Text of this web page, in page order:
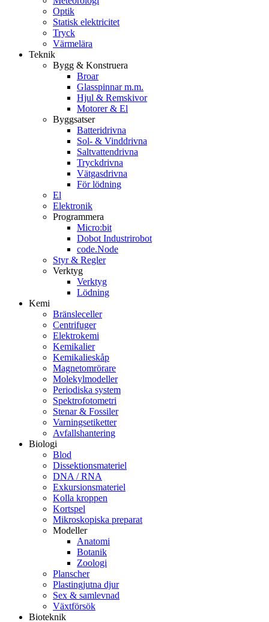
Optik
Statisk elektricitet
Tryck
Värmelära
Teknik
Bygg & Konstruera
Broar
Glasspinnar m.m.
Hjul & Remskivor
Motorer & El
Byggsatser
Batteridrivna
Sol- & Vinddrivna
Saltvattendrivna
Tryckdrivna
Vätgasdrivna
För lödning
El
Elektronik
Programmera
Micro:bit
Dobot Industrirobot
code.Node
Styr & Regler
Verktyg
Verktyg
Lödning
Kemi
Bränsleceller
Centrifuger
Elektrokemi
Kemikalier
Kemikalieskåp
Magnetomrörare
Molekylmodeller
Periodiska system
Spektrofotometri
Stenar & Fossiler
Varningsetiketter
Avfallshantering
Biologi
Blod
Dissektionsmateriel
DNA / RNA
Exkursionsmateriel
Kolla kroppen
Kortspel
Mikroskopiska preparat
Modeller
Anatomi
Botanik
Zoologi
Planscher
Plastingjutna djur
Sex & samlevnad
Växtförsök
Bioteknik